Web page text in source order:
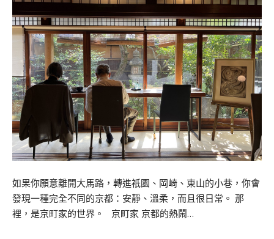
如果你願意離開大馬路，轉進祇園、岡崎、東山的小巷，你會
發現一種完全不同的京都：安靜、溫柔，而且很日常。 那
裡，是京町家的世界。 京町家 京都的熱鬧…